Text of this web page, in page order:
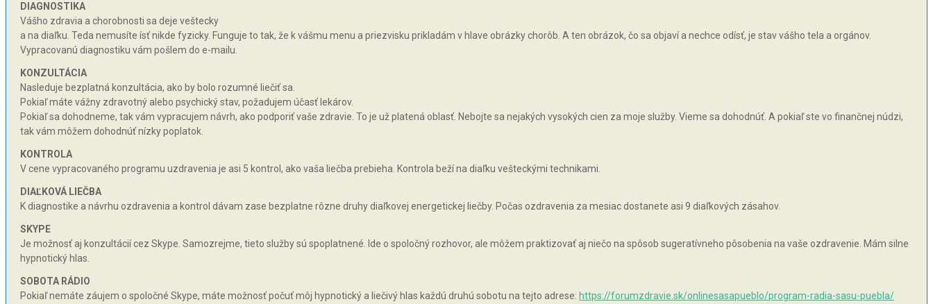
DIAGNOSTIKA
Vášho zdravia a chorobnosti sa deje veštecky
a na diaľku. Teda nemusíte ísť nikde fyzicky. Funguje to tak, že k vášmu menu a priezvisku prikladám v hlave obrázky chorôb. A ten obrázok, čo sa objaví a nechce odísť, je stav vášho tela a orgánov.
Vypracovanú diagnostiku vám pošlem do e-mailu.
KONZULTÁCIA
Nasleduje bezplatná konzultácia, ako by bolo rozumné liečiť sa.
Pokiaľ máte vážny zdravotný alebo psychický stav, požadujem účasť lekárov.
Pokiaľ sa dohodneme, tak vám vypracujem návrh, ako podporiť vaše zdravie. To je už platená oblasť. Nebojte sa nejakých vysokých cien za moje služby. Vieme sa dohodnúť. A pokiaľ ste vo finančnej núdzi,
tak vám môžem dohodnúť nízky poplatok.
KONTROLA
V cene vypracovaného programu uzdravenia je asi 5 kontrol, ako vaša liečba prebieha. Kontrola beží na diaľku vešteckými technikami.
DIAĽKOVÁ LIEČBA
K diagnostike a návrhu ozdravenia a kontrol dávam zase bezplatne rôzne druhy diaľkovej energetickej liečby. Počas ozdravenia za mesiac dostanete asi 9 diaľkových zásahov.
SKYPE
Je možnosť aj konzultácií cez Skype. Samozrejme, tieto služby sú spoplatnené. Ide o spoločný rozhovor, ale môžem praktizovať aj niečo na spôsob sugeratívneho pôsobenia na vaše ozdravenie. Mám silne
hypnotický hlas.
SOBOTA RÁDIO
Pokiaľ nemáte záujem o spoločné Skype, máte možnosť počuť môj hypnotický a liečivý hlas každú druhú sobotu na tejto adrese: https://forumzdravie.sk/onlinesasapueblo/program-radia-sasu-puebla/